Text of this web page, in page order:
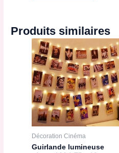
Produits similaires
Décoration Cinéma
Guirlande lumineuse